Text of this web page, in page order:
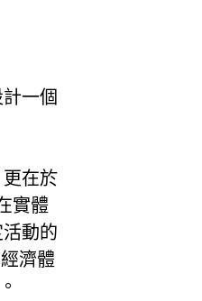
一個
在於
實體
動的
濟體